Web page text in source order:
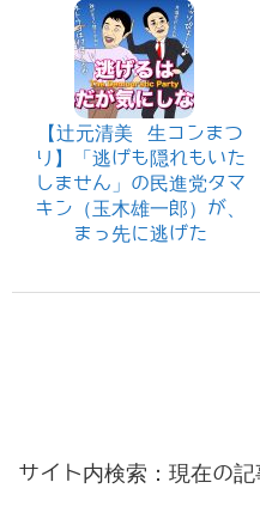
【辻元清美 生コンまつ
り】「逃げも隠れもいた
しません」の民進党タマ
キン（玉木雄一郎）が、
まっ先に逃げた
サイト内検索：現在の